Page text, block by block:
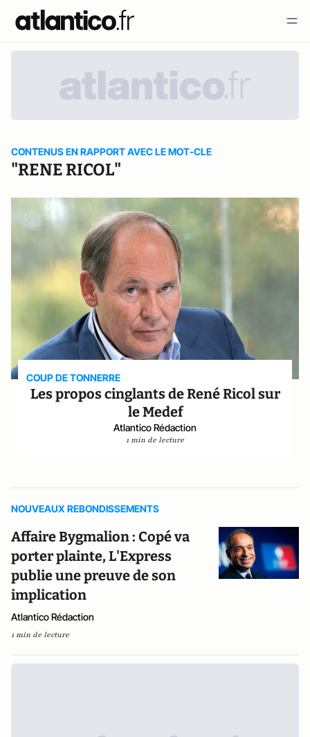
CONTENUS EN RAPPORT AVEC LE MOT-CLE
"RENE RICOL"
COUP DE TONNERRE
Les propos cinglants de René Ricol sur
le Medef
Atlantico Rédaction
1 min de lecture
NOUVEAUX REBONDISSEMENTS
Affaire Bygmalion : Copé va
porter plainte, L'Express
publie une preuve de son
implication
Atlantico Rédaction
1 min de lecture